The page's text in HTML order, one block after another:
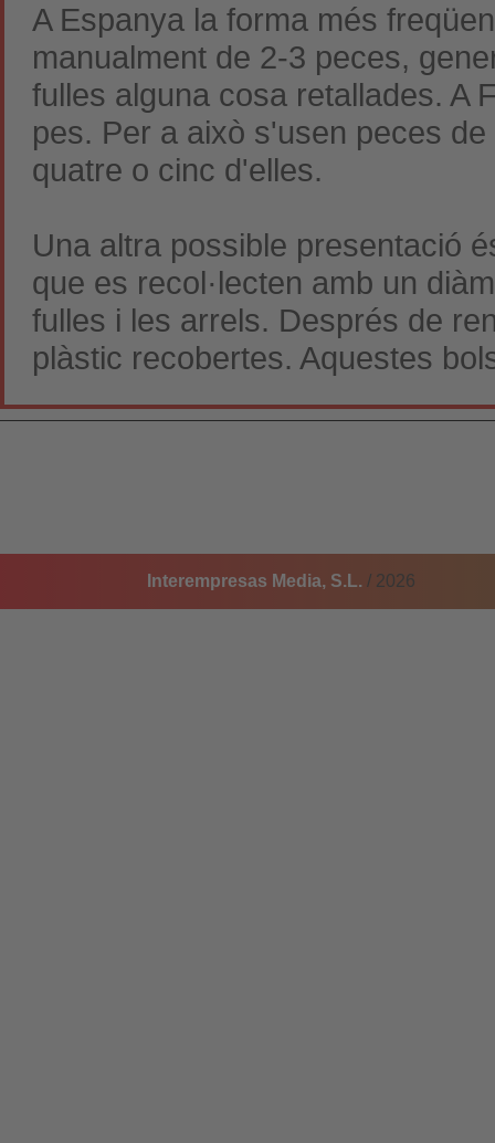
A Espanya la forma més
manualment de 2-3 peces,
fulles alguna cosa retallades. A
pes. Per a això s'usen peces
quatre o cinc d'elles.
Una altra possible presentació
que es recol·lecten amb un
fulles i les arrels. Després de
plàstic recobertes. Aquestes
Interempresas Media, S.L. / 2026